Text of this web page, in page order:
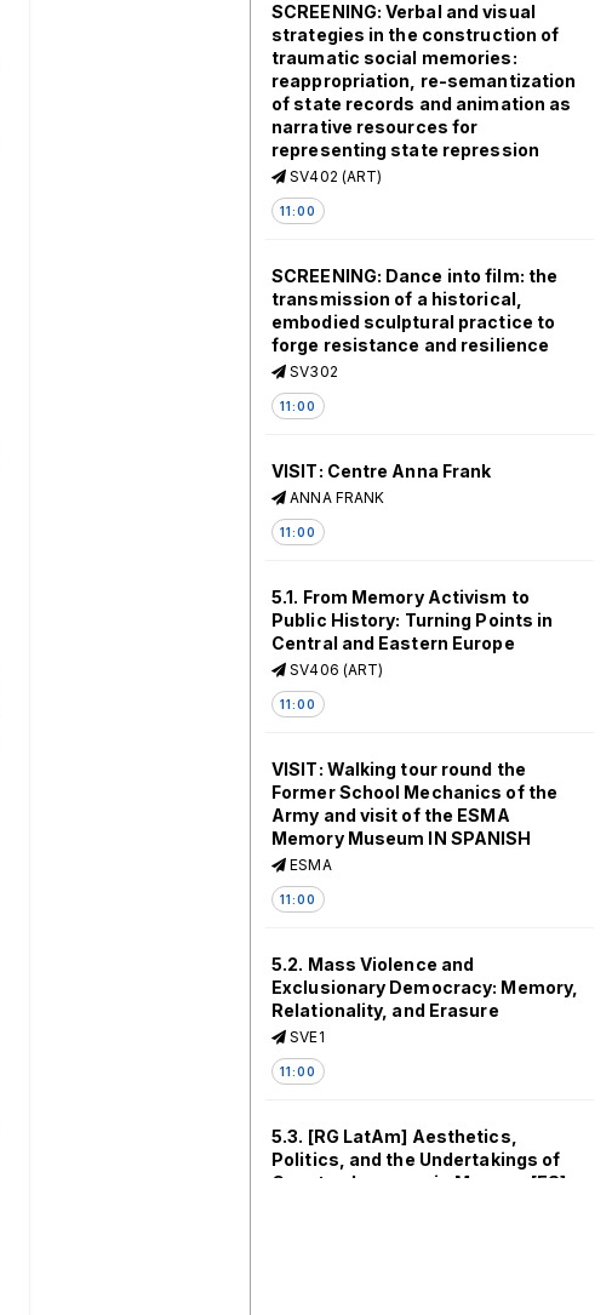
SCREENING: Verbal and visual
strategies in the construction of
traumatic social memories:
reappropriation, re-semantization
of state records and animation as
narrative resources for
representing state repression
SV402 (ART)
11:00
SCREENING: Dance into film: the
transmission of a historical,
embodied sculptural practice to
forge resistance and resilience
SV302
11:00
VISIT: Centre Anna Frank
ANNA FRANK
11:00
5.1. From Memory Activism to
Public History: Turning Points in
Central and Eastern Europe
SV406 (ART)
11:00
VISIT: Walking tour round the
Former School Mechanics of the
Army and visit of the ESMA
Memory Museum IN SPANISH
ESMA
11:00
5.2. Mass Violence and
Exclusionary Democracy: Memory,
Relationality, and Erasure
SVE1
11:00
5.3. [RG LatAm] Aesthetics,
Politics, and the Undertakings of
Counter-hegemonic Memory [ES]